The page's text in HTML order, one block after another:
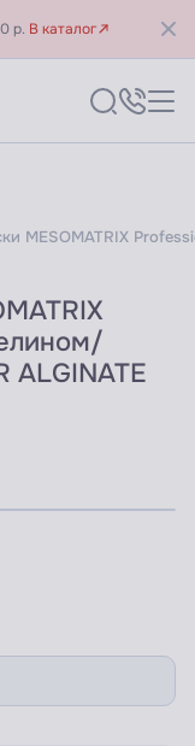
р. В каталог
MESOMATRIX
ALGINATE